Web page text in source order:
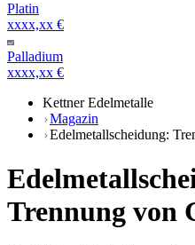
Platin
xxxx,xx €
Palladium
xxxx,xx €
Kettner Edelmetalle
Magazin
Edelmetallscheidung:
Trennung von